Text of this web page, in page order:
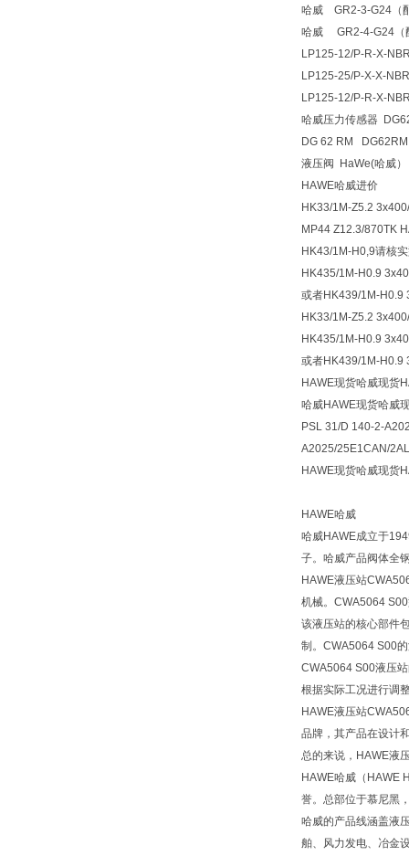
哈威 GR2-3-G24（
哈威 GR2-4-G24
LP125-12/P-R-X-
LP125-25/P-X-X-
LP125-12/P-R-X-
哈威压力传感器
DG 62 RM DG62RM
液压阀 HaWe(哈威）
HAWE哈威进价
HK33/1M-Z5.2
MP44 Z12.3/870TK
HK43/1M-H0,9请核
HK435/1M-H0.9
或者HK439/1M-H0.9
HK33/1M-Z5.2
HK435/1M-H0.9
或者HK439/1M-H0.9
HAWE现货哈威现货
哈威HAWE现货哈威
PSL 31/D 140-2-
A2025/25E1CAN/
HAWE现货哈威现货
HAWE哈威
哈威HAWE成立于
子。哈威产品阀体全
HAWE液压站
机械。CWA5064
该液压站的核心部件
制。CWA5064 S00
CWA5064 S00液压
根据实际工况进行调
HAWE液压站
品牌，其产品在设计
总的来说，HAWE液
HAWE哈威（HAWE
誉。总部位于慕尼黑
哈威的产品线涵盖液
舶、风力发电、冶金